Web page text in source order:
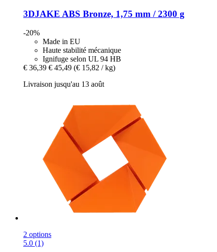
3DJAKE ABS Bronze, 1,75 mm / 2300 g
-20%
Made in EU
Haute stabilité mécanique
Ignifuge selon UL 94 HB
€ 36,39 € 45,49 (€ 15,82 / kg)
Livraison jusqu'au 13 août
2 options
5.0 (1)